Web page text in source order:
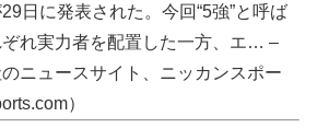
日に発表された。今回“5強”と呼ば
れ実力者を配置した一方、エ… –
ニュースサイト、ニッカンスポー
）